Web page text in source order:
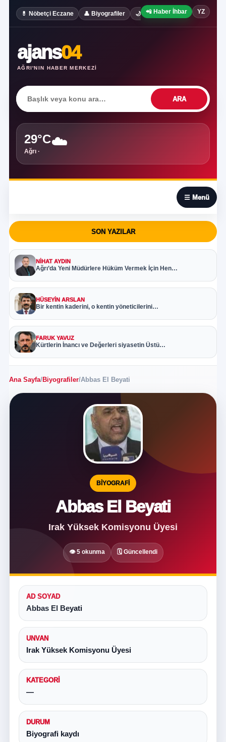
💊 Nöbetçi Eczane 👤 Biyografiler 🌙 Rüya Tabirleri ✍️ Köşe
📲 Haber İhbar YZ
ajans04
AĞRI'NIN HABER MERKEZI
ARA
29°C
Ağrı ·
☁️
☰ Menü
SON YAZILAR
NIHAT AYDIN
Ağrı’da Yeni Müdürlere Hüküm Vermek İçin Hen…
HÜSEYIN ARSLAN
Bir kentin kaderini, o kentin yöneticilerini…
FARUK YAVUZ
Kürtlerin İnancı ve Değerleri siyasetin Üstü…
Ana Sayfa/Biyografiler/Abbas El Beyati
BIYOGRAFI
Abbas El Beyati
Irak Yüksek Komisyonu Üyesi
👁 5 okunma 🗓 Güncellendi
AD SOYAD
Abbas El Beyati
UNVAN
Irak Yüksek Komisyonu Üyesi
KATEGORI
—
DURUM
Biyografi kaydı